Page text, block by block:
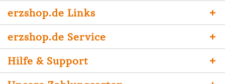
erzshop.de Links
erzshop.de Service
Hilfe & Support